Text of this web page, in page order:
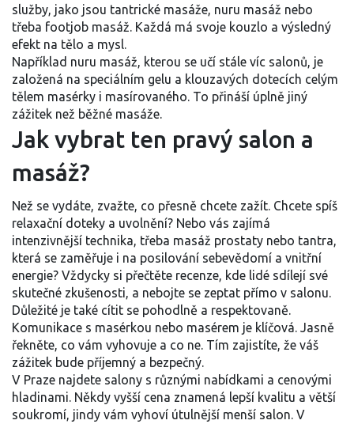
služby, jako jsou tantrické masáže, nuru masáž nebo
třeba footjob masáž. Každá má svoje kouzlo a výsledný
efekt na tělo a mysl.
Například nuru masáž, kterou se učí stále víc salonů, je
založená na speciálním gelu a klouzavých dotecích celým
tělem masérky i masírovaného. To přináší úplně jiný
zážitek než běžné masáže.
Jak vybrat ten pravý salon a
masáž?
Než se vydáte, zvažte, co přesně chcete zažít. Chcete spíš
relaxační doteky a uvolnění? Nebo vás zajímá
intenzivnější technika, třeba masáž prostaty nebo tantra,
která se zaměřuje i na posilování sebevědomí a vnitřní
energie? Vždycky si přečtěte recenze, kde lidé sdílejí své
skutečné zkušenosti, a nebojte se zeptat přímo v salonu.
Důležité je také cítit se pohodlně a respektovaně.
Komunikace s masérkou nebo masérem je klíčová. Jasně
řekněte, co vám vyhovuje a co ne. Tím zajistíte, že váš
zážitek bude příjemný a bezpečný.
V Praze najdete salony s různými nabídkami a cenovými
hladinami. Někdy vyšší cena znamená lepší kvalitu a větší
soukromí, jindy vám vyhoví útulnější menší salon. V